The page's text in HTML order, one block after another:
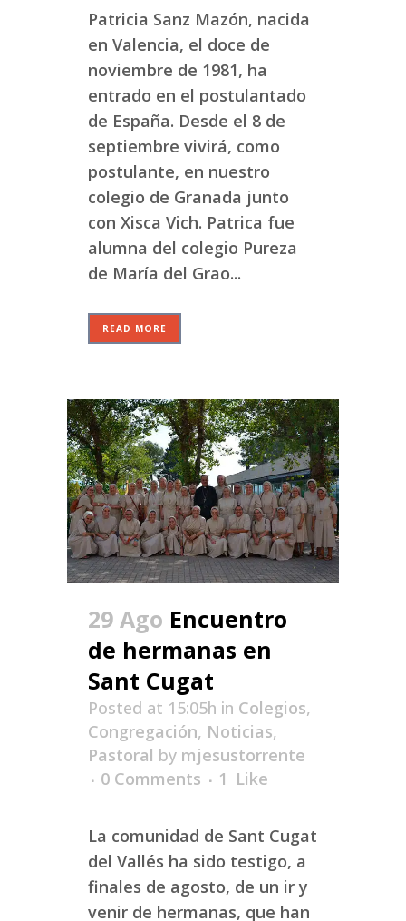
Patricia Sanz Mazón, nacida
en Valencia, el doce de
noviembre de 1981, ha
entrado en el postulantado
de España. Desde el 8 de
septiembre vivirá, como
postulante, en nuestro
colegio de Granada junto
con Xisca Vich. Patrica fue
alumna del colegio Pureza
de María del Grao...
READ MORE
29 Ago Encuentro
de hermanas en
Sant Cugat
Posted at 15:05h in Colegios,
Congregación, Noticias,
Pastoral by mjesustorrente
0 Comments
1 Like
La comunidad de Sant Cugat
del Vallés ha sido testigo, a
finales de agosto, de un ir y
venir de hermanas, que han